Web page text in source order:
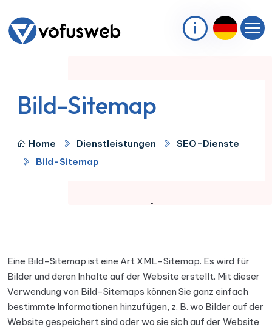
Bild-Sitemap
Home Dienstleistungen
SEO-Dienste
Bild-Sitemap
Eine Bild-Sitemap ist eine Art XML-Sitemap. Es wird für
Bilder und deren Inhalte auf der Website erstellt. Mit dieser
Verwendung von Bild-Sitemaps können Sie ganz einfach
bestimmte Informationen hinzufügen, z. B. wo Bilder auf der
Website gespeichert sind oder wo sie sich auf der Website